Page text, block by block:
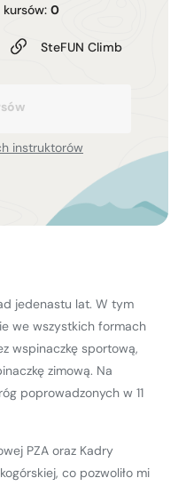
0
SteFUN Climb
instruktorów
jedenastu lat. W tym
we wszystkich formach
wspinaczkę sportową,
zimową. Na
poprowadzonych w 11
PZA oraz Kadry
co pozwoliło mi